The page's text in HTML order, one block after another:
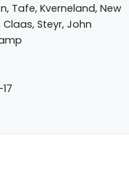
Tafe, Kverneland, New
Steyr, John